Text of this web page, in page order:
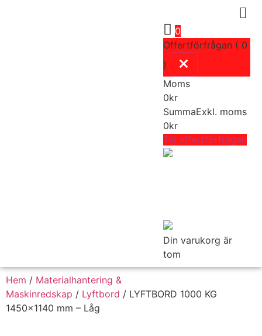
0
Offertförfrågan ( 0
)
Moms
0kr
SummaExkl. moms
0kr
Till offertförfrågan
Din varukorg är
tom
Hem / Materialhantering &
Maskinredskap / Lyftbord / LYFTBORD 1000 KG
1450×1140 mm – Låg